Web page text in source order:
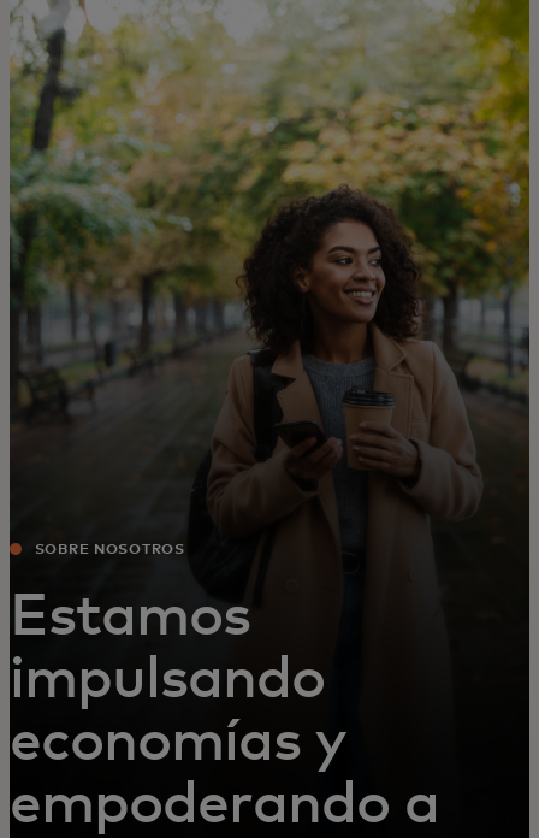
Para ti
Para empresas
Para el mundo
Para innovadores
Noticias y tendencias
SOBRE NOSOTROS
Estamos
impulsando
economías y
empoderando a